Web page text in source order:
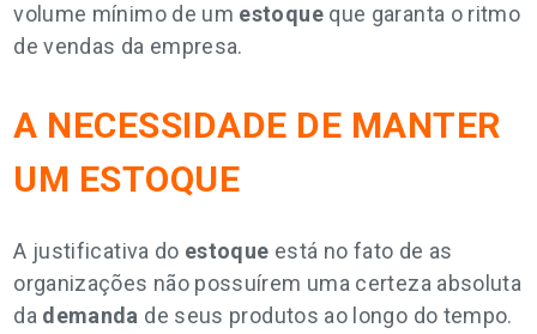
volume mínimo de um estoqueque garanta o ritmo
de vendas da empresa.
A NECESSIDADE DE MANTER
UM ESTOQUE
A justificativa do estoque está no fato de as
organizações não possuírem uma certeza absoluta
da demanda de seus produtos ao longo do tempo.